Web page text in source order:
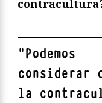
"Podemos
considerar
la